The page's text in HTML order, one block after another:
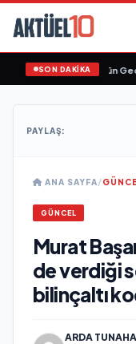
SON DAKİKA
Animasyon Pazarı Gün
PAYLAŞ:
ANA SAYFA/
GÜNCEL
Murat
de verdiği
bilinçaltı
ARDA